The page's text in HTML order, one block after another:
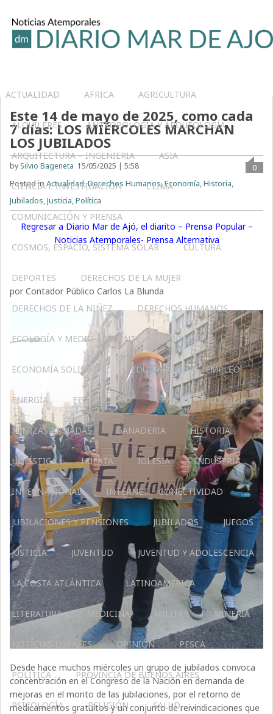
ACTUALIDAD AFRICA AGRICULTURA
ALQUILERES ANTROPOLOGÍA Y ARQUEOLOGÍA
ARQUITECTURA – INGENIERIA ASIA
CIENCIA E INVESTIGACIÓN CLIMA
COMUNICACIÓN Y PRENSA
COSMOS, ESPACIO, SISTEMA SOLAR CULTURA
DEPORTES DERECHOS DE LA MUJER
DERECHOS DE LA NIÑEZ DERECHOS HUMANOS
ECOLOGÍA Y MEDIO AMBIENTE ECONOMÍA
ECONOMÍA SOLIDARIA EDUCACIÓN EMPLEO
ENERGÍA FEDERALISMO FFAA FILOSOFÍA
FUERZAS ARMADAS GANADERIA HISTORIA
HOLÍSTICA HUERTA IGLESIA INDUSTRIA
INTERNACIONAL INTERNET – CONECTIVIDAD
JUBILACIONES Y PENSIONES JUBILADOS JUEGOS
JUSTICIA JUVENTUD JUVENTUD Y ADOLESCENCIA
LA COSTA ATLÁNTICA LATINOAMERICA
LITERATURA MEDICINA MILITAR MINERIA
NOTICIAS LOCALES OPINIÓN PESCA
POLÍTICA PROVINCIA DE BUENOS AIRES
PSICOLOGÍA RELIGIÓN SALUD
Este 14 de mayo de 2025, como cada
7 días: LOS MIÉRCOLES MARCHAN
LOS JUBILADOS
by Silvio Bageneta 15/05/2025 | 5:58
0
Posted inActualidad,Derechos Humanos,Economía,Historia,
Jubilados,Justicia,Política
Regresar a Diario Mar de Ajó, el diarito – Prensa Popular –
Noticias Atemporales- Prensa Alternativa
por Contador Público Carlos La Blunda
Desde hace muchos miércoles un grupo de jubilados convoca
concentración en el Congreso de la Nación en demanda de
mejoras en el monto de las jubilaciones, por el retorno de
medicamentos gratuitos y un conjunto de reivindicaciones que